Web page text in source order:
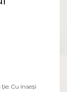
Cu înseşi